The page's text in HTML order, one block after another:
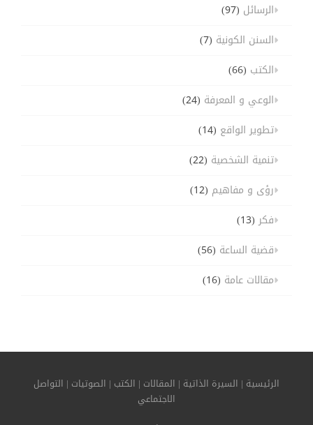
الرسائل (97)
السنن الكونية (7)
الكتب (66)
الوعي و المعرفة (24)
تطوير الواقع (14)
تنمية الشخصية (22)
رؤى و مفاهيم (12)
فكر(13)
قضية الساعة (56)
مقالات عامة (16)
الرئيسية | السيرة الذاتية | المقالات | الكتب | الصوتيات | التواصل
الاجتماعي